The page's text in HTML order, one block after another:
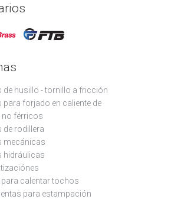
de husillo - tornillo a fricción
para forjado en caliente de
no férricos
de rodillera
mecánicas
hidráulicas
calentar tochos
para estampación